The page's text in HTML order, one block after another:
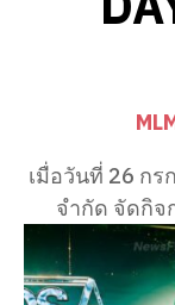
เมื่อวันที่ 26 ก
จำกัด จัดกิจ